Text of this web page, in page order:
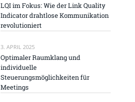
LQI im Fokus: Wie der Link Quality
Indicator drahtlose Kommunikation
revolutioniert
3. APRIL 2025
Optimaler Raumklang und
individuelle
Steuerungsmöglichkeiten für
Meetings